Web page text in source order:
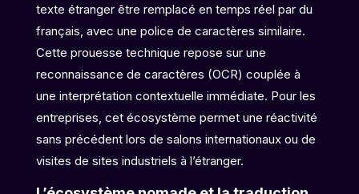
texte étranger être remplacé en temps réel par du
français, avec une police de caractères similaire.
Cette prouesse technique repose sur une
reconnaissance de caractères (OCR) couplée à
une interprétation contextuelle immédiate. Pour les
entreprises, cet écosystème permet une réactivité
sans précédent lors de salons internationaux ou de
visites de sites industriels à l’étranger.